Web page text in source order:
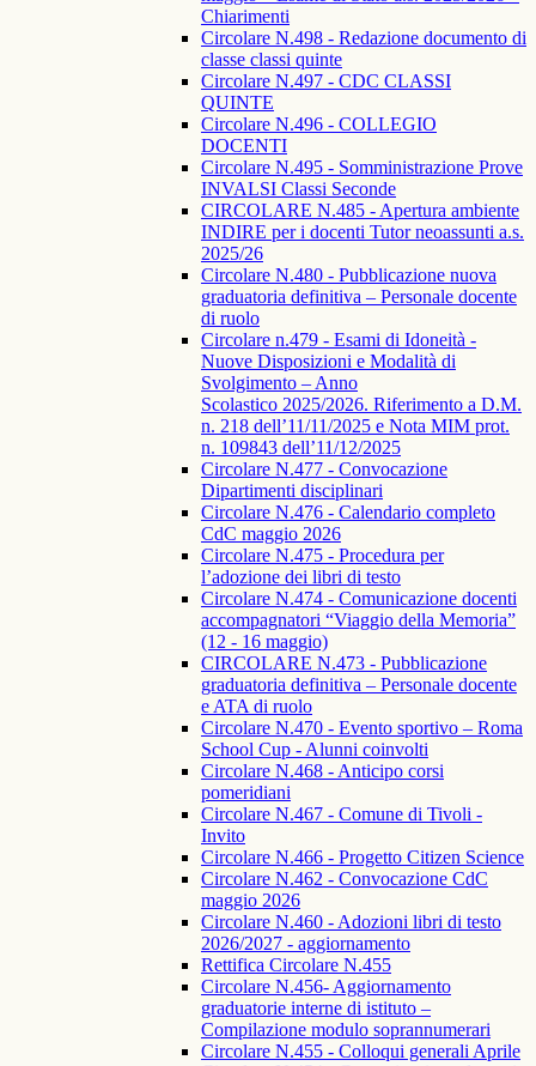
Chiarimenti
Circolare N.498 - Redazione documento di
classe classi quinte
Circolare N.497 - CDC CLASSI
QUINTE
Circolare N.496 - COLLEGIO
DOCENTI
Circolare N.495 - Somministrazione Prove
INVALSI Classi Seconde
CIRCOLARE N.485 - Apertura ambiente
INDIRE per i docenti Tutor neoassunti a.s.
2025/26
Circolare N.480 - Pubblicazione nuova
graduatoria definitiva – Personale docente
di ruolo
Circolare n.479 - Esami di Idoneità -
Nuove Disposizioni e Modalità di
Svolgimento – Anno
Scolastico 2025/2026. Riferimento a D.M.
n. 218 dell’11/11/2025 e Nota MIM prot.
n. 109843 dell’11/12/2025
Circolare N.477 - Convocazione
Dipartimenti disciplinari
Circolare N.476 - Calendario completo
CdC maggio 2026
Circolare N.475 - Procedura per
l’adozione dei libri di testo
Circolare N.474 - Comunicazione docenti
accompagnatori “Viaggio della Memoria”
(12 - 16 maggio)
CIRCOLARE N.473 - Pubblicazione
graduatoria definitiva – Personale docente
e ATA di ruolo
Circolare N.470 - Evento sportivo – Roma
School Cup - Alunni coinvolti
Circolare N.468 - Anticipo corsi
pomeridiani
Circolare N.467 - Comune di Tivoli -
Invito
Circolare N.466 - Progetto Citizen Science
Circolare N.462 - Convocazione CdC
maggio 2026
Circolare N.460 - Adozioni libri di testo
2026/2027 - aggiornamento
Rettifica Circolare N.455
Circolare N.456- Aggiornamento
graduatorie interne di istituto –
Compilazione modulo soprannumerari
Circolare N.455 - Colloqui generali Aprile